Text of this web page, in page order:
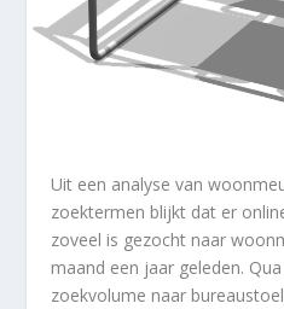
Uit een analyse van
zoektermen blijkt dat er
zoveel is gezocht naar
maand een jaar geleden.
zoekvolume naar